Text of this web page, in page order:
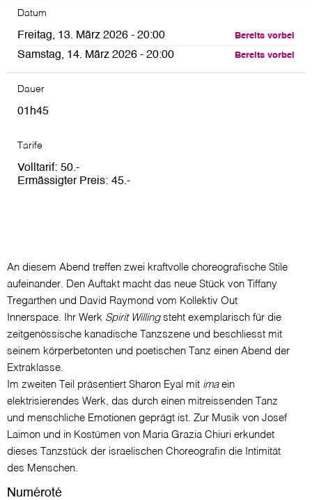
Datum
Freitag, 13. März 2026 - 20:00 Bereits vorbei
Samstag, 14. März 2026 - 20:00 Bereits vorbei
Dauer
01h45
Tarife
Volltarif 50
Ermässigter Preis 45
An diesem Abend treffen zwei kraftvolle choreografische Stile
aufeinander. Den Auftakt macht das neue Stück von Tiffany
Tregarthen und David Raymond vom Kollektiv Out
Innerspace. Ihr Werk Spirit Willingsteht exemplarisch für die
zeitgenössische kanadische Tanzszene und beschliesst mit
seinem körperbetonten und poetischen Tanz einen Abend der
Extraklasse.
Im zweiten Teil präsentiert Sharon Eyal mit imaein
elektrisierendes Werk, das durch einen mitreissenden Tanz
und menschliche Emotionen geprägt ist. Zur Musik von Josef
Laimon und in Kostümen von Maria Grazia Chiuri erkundet
dieses Tanzstück der israelischen Choreografin die Intimität
des Menschen.
Numéroté